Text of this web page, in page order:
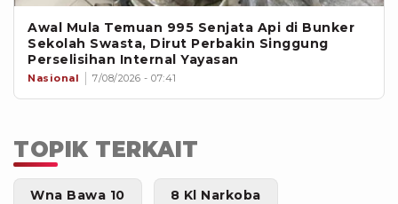
Awal Mula Temuan 995 Senjata Api di Bunker
Sekolah Swasta, Dirut Perbakin Singgung
Perselisihan Internal Yayasan
Nasional 7/08/2026 - 07:41
TOPIK TERKAIT
Wna Bawa 10 8 Kl Narkoba